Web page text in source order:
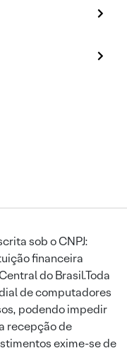
sob o CNPJ:
financeira
do Brasil.Toda
de computadores
podendo impedir
recepção de
exime-se de